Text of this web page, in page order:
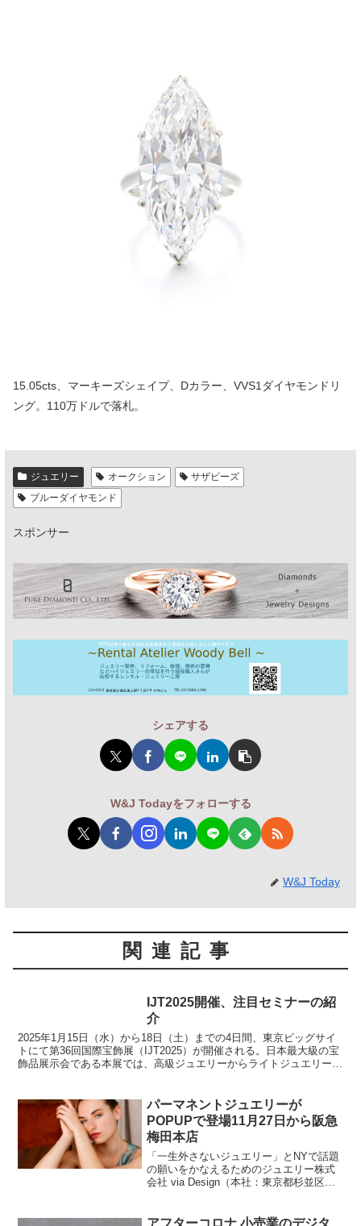
15.05cts、マーキーズシェイプ、Dカラー、VVS1ダイヤモンドリ
ング。110万ドルで落札。
ジュエリー オークション
サザビーズ
ブルーダイヤモンド
スポンサー
シェアする
W&J Todayをフォローする
W&J Today
関連記事
IJT2025開催、注目セミナーの紹
介
2025年1月15日（水）から18日（土）までの4日間、東京ビッグサイ
トにて第36回国際宝飾展（IJT2025）が開催される。日本最大級の宝
飾品展示会である本展では、高級ジュエリーからライトジュエリー、
パーマネントジュエリーが
POPUPで登場11月27日から阪急
梅田本店
「一生外さないジュエリー」とNYで話題
の願いをかなえるためのジュエリー株式
会社 via Design（本社：東京都杉並区、
YORK」は、11月27日（水）〜1...
アフターコロナ 小売業のデジタ